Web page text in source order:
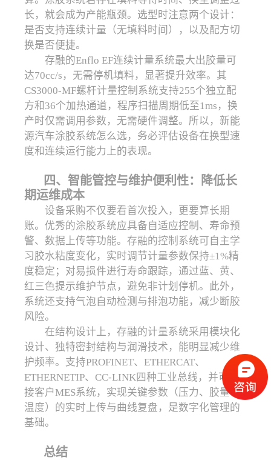
长，就会成为产能瓶颈。选型时注意两个设计：
是否支持连续计量（无填料时间），以及配方切
换是否便捷。
存融的Enflo EF连续计量系统最大出胶量可
达70cc/s，无需停机填料，显著提升效率。其
CS3000-MF螺杆计量控制系统支持255个独立配
方和36个加热通道，程序扫描周期低至1ms，换
产时仅需调用参数，无需硬件调整。所以，新能
源汽车涂胶系统怎么选，务必评估设备在换型速
度和连续运行能力上的表现。
四、智能管控与维护便利性：降低长
期运维成本
设备采购不仅要看首次投入，更要算长期
账。优秀的涂胶系统应具备自适应控制、寿命预
警、数据上传等功能。存融的控制系统可自主学
习胶水粘度变化，实时调节计量参数保持±1%精
度稳定；对易损件进行寿命跟踪，通过蓝、黄、
红三色提示维护节点，避免非计划停机。此外，
系统还支持气泡自动检测与排泡功能，减少断胶
风险。
在结构设计上，存融的计量系统采用模块化
设计、独特密封结构与润滑技术，能明显减少维
护频率。支持PROFINET、ETHERCAT、
ETHERNETIP、CC-LINK四种工业总线，并可对
接客户MES系统，实现关键参数（压力、胶量、
温度）的实时上传与曲线复盘，是数字化管理的
基础。
总结